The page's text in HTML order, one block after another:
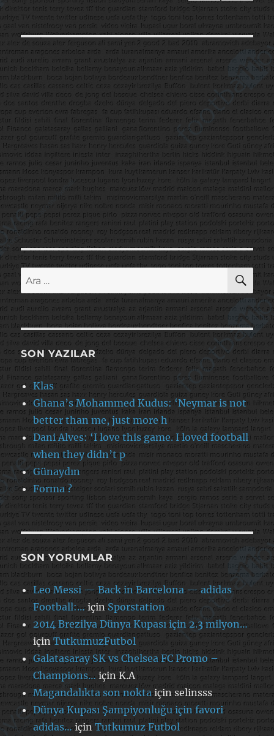
sayfalaması
SON
RAKI
SAYF
A
Ara:
SON YAZILAR
Klas
Ghana’s Mohammed Kudus: ‘Neymar is not
better than me, just more h
Dani Alves: ‘I love this game. I loved football
when they didn’t p
Günaydın
Forma ?
SON YORUMLAR
Leo Messi — Back in Barcelona — adidas
Football:… içinSporstation
2014 Brezilya Dünya Kupası için 2.3 milyon…
içinTutkumuzFutbol
Galatasaray SK vs Chelsea FC Promo –
Champions… içinK.A
Magandalıkta son noktaiçinselinsss
Dünya Kupası Şampiyonluğu için favori
adidas… içinTutkumuz Futbol